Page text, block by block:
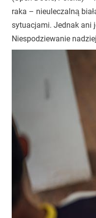
raka – nieuleczalną
sytuacjami. Jednak ani
Niespodziewanie